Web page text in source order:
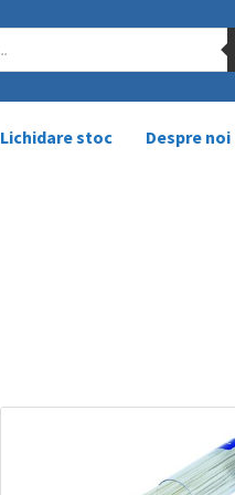
Lichidare stoc Despre noi